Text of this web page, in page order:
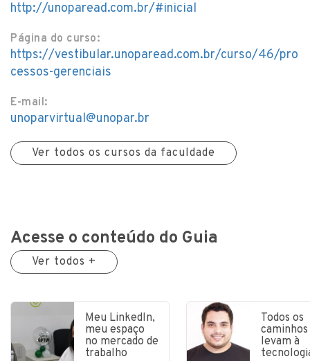
http://unoparead.com.br/#inicial
Página do curso:
https://vestibular.unoparead.com.br/curso/46/pro
cessos-gerenciais
E-mail:
unoparvirtual@unopar.br
Ver todos os cursos da faculdade
Acesse o conteúdo do Guia
Ver todos +
Meu LinkedIn,
meu espaço
no mercado de
trabalho
Todos os
caminhos
levam à